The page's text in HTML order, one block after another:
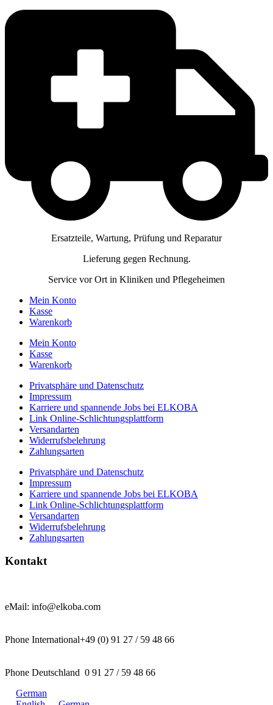
Ersatzteile, Wartung, Prüfung und Reparatur
Lieferung gegen Rechnung.
Service vor Ort in Kliniken und Pflegeheimen
Mein Konto
Kasse
Warenkorb
Mein Konto
Kasse
Warenkorb
Privatsphäre und Datenschutz
Impressum
Karriere und spannende Jobs bei ELKOBA
Link Online-Schlichtungsplattform
Versandarten
Widerrufsbelehrung
Zahlungsarten
Privatsphäre und Datenschutz
Impressum
Karriere und spannende Jobs bei ELKOBA
Link Online-Schlichtungsplattform
Versandarten
Widerrufsbelehrung
Zahlungsarten
Kontakt
eMail: info@elkoba.com
Phone International+49 (0) 91 27 / 59 48 66
Phone Deutschland 0 91 27 / 59 48 66
German